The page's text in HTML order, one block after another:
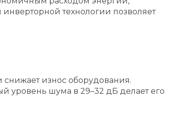
технологии позволяет
износ оборудования.
уровень шума в 29–32 дБ делает его